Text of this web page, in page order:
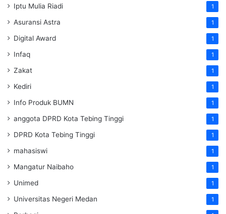
Iptu Mulia Riadi 1
Asuransi Astra 1
Digital Award 1
Infaq 1
Zakat 1
Kediri 1
Info Produk BUMN 1
anggota DPRD Kota Tebing Tinggi 1
DPRD Kota Tebing Tinggi 1
mahasiswi 1
Mangatur Naibaho 1
Unimed 1
Universitas Negeri Medan 1